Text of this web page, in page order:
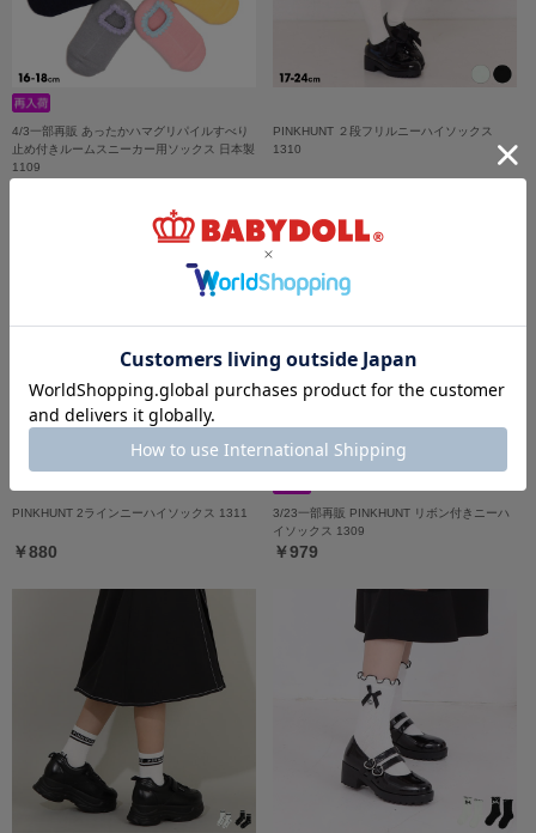
4/3一部再販 あったかハマグリパイルすべり
止め付きルームスニーカー用ソックス 日本製
1109
PINKHUNT ２段フリルニーハイソックス
1310
PINKHUNT 2ラインニーハイソックス 1311
￥880
3/23一部再販 PINKHUNT リボン付きニーハ
イソックス 1309
￥979